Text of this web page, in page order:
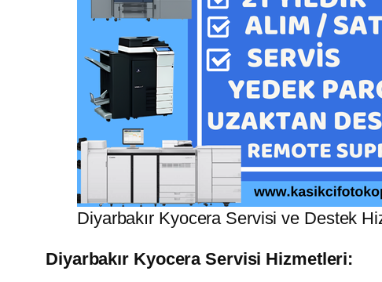
Diyarbakır Kyocera Servisi ve Destek
Diyarbakır Kyocera Servisi Hizmetleri: